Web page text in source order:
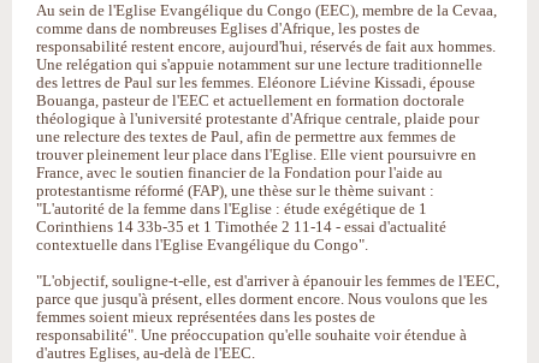
Au sein de l'Eglise Evangélique du Congo (EEC), membre de la Cevaa,
comme dans de nombreuses Eglises d'Afrique, les postes de
responsabilité restent encore, aujourd'hui, réservés de fait aux hommes.
Une relégation qui s'appuie notamment sur une lecture traditionnelle
des lettres de Paul sur les femmes. Eléonore Liévine Kissadi, épouse
Bouanga, pasteur de l'EEC et actuellement en formation doctorale
théologique à l'université protestante d'Afrique centrale, plaide pour
une relecture des textes de Paul, afin de permettre aux femmes de
trouver pleinement leur place dans l'Eglise. Elle vient poursuivre en
France, avec le soutien financier de la Fondation pour l'aide au
protestantisme réformé (FAP), une thèse sur le thème suivant :
"L'autorité de la femme dans l'Eglise : étude exégétique de 1
Corinthiens 14 33b-35 et 1 Timothée 2 11-14 - essai d'actualité
contextuelle dans l'Eglise Evangélique du Congo".
"L'objectif, souligne-t-elle, est d'arriver à épanouir les femmes de l'EEC,
parce que jusqu'à présent, elles dorment encore. Nous voulons que les
femmes soient mieux représentées dans les postes de
responsabilité". Une préoccupation qu'elle souhaite voir étendue à
d'autres Eglises, au-delà de l'EEC.